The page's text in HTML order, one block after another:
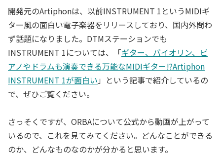
開発元のArtiphonは、以前INSTRUMENT 1というMIDIギ
ター風の面白い電子楽器をリリースしており、国内外問わ
ず話題になりました。DTMステーションでも
INSTRUMENT 1については、「ギター、バイオリン、ピ
アノやドラムも演奏できる万能なMIDIギター!?Artiphon
INSTRUMENT 1が面白い 」という記事で紹介しているの
で、ぜひご覧ください。
さっそくですが、ORBAについて公式から動画が上がって
いるので、これを見てみてください。どんなことができる
のか、どんなものなのかが分かると思います。